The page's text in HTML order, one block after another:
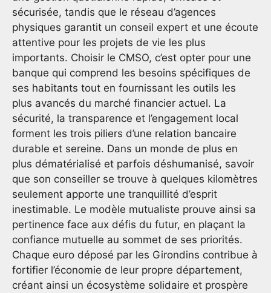
sécurisée, tandis que le réseau d’agences
physiques garantit un conseil expert et une écoute
attentive pour les projets de vie les plus
importants. Choisir le CMSO, c’est opter pour une
banque qui comprend les besoins spécifiques de
ses habitants tout en fournissant les outils les
plus avancés du marché financier actuel. La
sécurité, la transparence et l’engagement local
forment les trois piliers d’une relation bancaire
durable et sereine. Dans un monde de plus en
plus dématérialisé et parfois déshumanisé, savoir
que son conseiller se trouve à quelques kilomètres
seulement apporte une tranquillité d’esprit
inestimable. Le modèle mutualiste prouve ainsi sa
pertinence face aux défis du futur, en plaçant la
confiance mutuelle au sommet de ses priorités.
Chaque euro déposé par les Girondins contribue à
fortifier l’économie de leur propre département,
créant ainsi un écosystème solidaire et prospère